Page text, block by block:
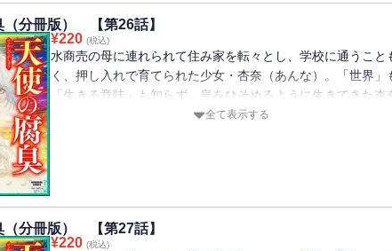
Vol.36』に収録されています。重複購入にご注意ください。
（分冊版） 【第26話】
¥220 (税込)
水商売の母に連れられて住み家を転々とし、学校に通うこと
く、押し入れで育てられた少女・杏奈（あんな）。「世界」
「生きる意味」も知らず、息をひそめるように生きてきた杏
彼女がもう子供ではなくなったとき、大人たちの毒牙が迫っ
Vol.37』に収録されています。重複購入にご注意ください。
全て表示する
（分冊版） 【第27話】
¥220 (税込)